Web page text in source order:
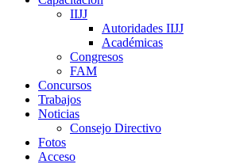
IIJJ
Autoridades IIJJ
Académicas
Congresos
FAM
Concursos
Trabajos
Noticias
Consejo Directivo
Fotos
Acceso